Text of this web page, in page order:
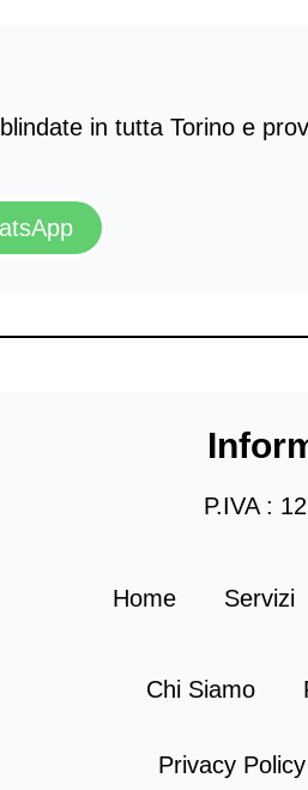
in tutta Torino e
P.IVA :
Home Servizi
Chi Siamo
Privacy